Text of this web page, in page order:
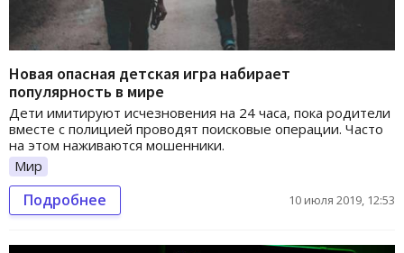
Новая опасная детская игра набирает
популярность в мире
Дети имитируют исчезновения на 24 часа, пока родители
вместе с полицией проводят поисковые операции. Часто
на этом наживаются мошенники.
Мир
Подробнее 10 июля 2019, 12:53